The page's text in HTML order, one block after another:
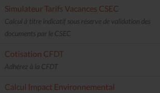
Simulateur Tarifs Vacances CSEC
Calcul à titre indicatif sous réserve de validation des
documents par le CSEC
Cotisation CFDT
Adhérez à la CFDT
Calcul Impact Environnemental